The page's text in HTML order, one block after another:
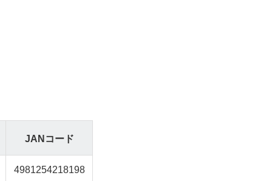
JANコード
4981254218198